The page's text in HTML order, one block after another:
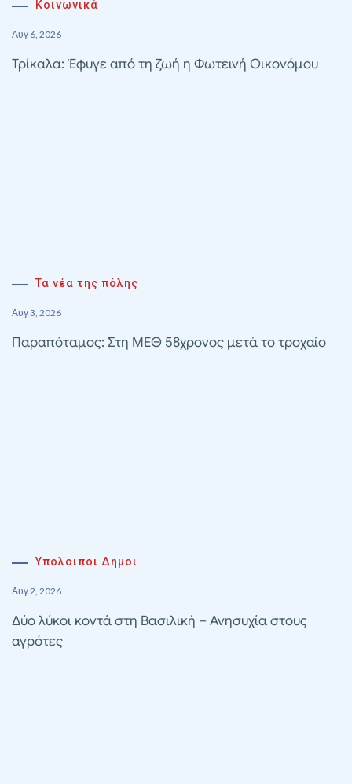
Κοινωνικά
Αυγ 6, 2026
Τρίκαλα: Έφυγε από τη ζωή η Φωτεινή Οικονόμου
Τα νέα της πόλης
Αυγ 3, 2026
Παραπόταμος: Στη ΜΕΘ 58χρονος μετά το τροχαίο
Υπολοιποι Δημοι
Αυγ 2, 2026
Δύο λύκοι κοντά στη Βασιλική – Ανησυχία στους
αγρότες